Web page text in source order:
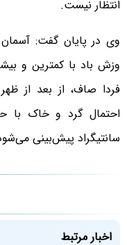
انتظار نیست.
وی در پایان گفت:
فردا صاف، از بعد از
سانتیگراد پیش‌بینی
اخبار مرتبط